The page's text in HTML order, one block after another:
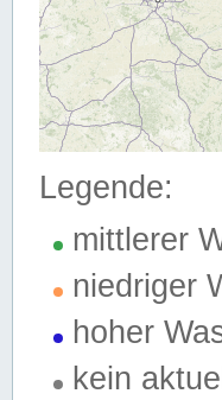
Legende:
mittlerer
niedriger
hoher
kein